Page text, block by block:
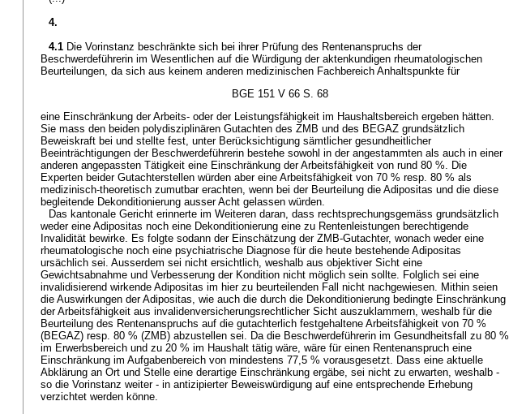
4.
4.1 Die Vorinstanz beschränkte sich bei ihrer Prüfung des Rentenanspruchs der
Beschwerdeführerin im Wesentlichen auf die Würdigung der aktenkundigen rheumatologischen
Beurteilungen, da sich aus keinem anderen medizinischen Fachbereich Anhaltspunkte für
BGE 151 V 66 S. 68
eine Einschränkung der Arbeits- oder der Leistungsfähigkeit im Haushaltsbereich ergeben hätten.
Sie mass den beiden polydisziplinären Gutachten des ZMB und des BEGAZ grundsätzlich
Beweiskraft bei und stellte fest, unter Berücksichtigung sämtlicher gesundheitlicher
Beeinträchtigungen der Beschwerdeführerin bestehe sowohl in der angestammten als auch in einer
anderen angepassten Tätigkeit eine Einschränkung der Arbeitsfähigkeit von rund 80 %. Die
Experten beider Gutachterstellen würden aber eine Arbeitsfähigkeit von 70 % resp. 80 % als
medizinisch-theoretisch zumutbar erachten, wenn bei der Beurteilung die Adipositas und die diese
begleitende Dekonditionierung ausser Acht gelassen würden.
Das kantonale Gericht erinnerte im Weiteren daran, dass rechtsprechungsgemäss grundsätzlich
weder eine Adipositas noch eine Dekonditionierung eine zu Rentenleistungen berechtigende
Invalidität bewirke. Es folgte sodann der Einschätzung der ZMB-Gutachter, wonach weder eine
rheumatologische noch eine psychiatrische Diagnose für die heute bestehende Adipositas
ursächlich sei. Ausserdem sei nicht ersichtlich, weshalb aus objektiver Sicht eine
Gewichtsabnahme und Verbesserung der Kondition nicht möglich sein sollte. Folglich sei eine
invalidisierend wirkende Adipositas im hier zu beurteilenden Fall nicht nachgewiesen. Mithin seien
die Auswirkungen der Adipositas, wie auch die durch die Dekonditionierung bedingte Einschränkung
der Arbeitsfähigkeit aus invalidenversicherungsrechtlicher Sicht auszuklammern, weshalb für die
Beurteilung des Rentenanspruchs auf die gutachterlich festgehaltene Arbeitsfähigkeit von 70 %
(BEGAZ) resp. 80 % (ZMB) abzustellen sei. Da die Beschwerdeführerin im Gesundheitsfall zu 80 %
im Erwerbsbereich und zu 20 % im Haushalt tätig wäre, wäre für einen Rentenanspruch eine
Einschränkung im Aufgabenbereich von mindestens 77,5 % vorausgesetzt. Dass eine aktuelle
Abklärung an Ort und Stelle eine derartige Einschränkung ergäbe, sei nicht zu erwarten, weshalb -
so die Vorinstanz weiter - in antizipierter Beweiswürdigung auf eine entsprechende Erhebung
verzichtet werden könne.